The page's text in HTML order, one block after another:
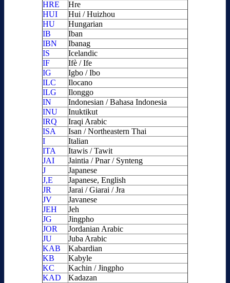
HRE
Hre
HUI
Hui / Huizhou
HU
Hungarian
IB
Iban
IBN
Ibanag
IS
Icelandic
IF
Ifè / Ife
IG
Igbo / Ibo
ILC
Ilocano
ILG
Ilonggo
IN
Indonesian / Bahasa Indonesia
INU
Inuktikut
IRQ
Iraqi Arabic
ISA
Isan / Northeastern Thai
I
Italian
ITA
Itawis / Tawit
JAI
Jaintia / Pnar / Synteng
J
Japanese
J,E
Japanese, English
JR
Jarai / Giarai / Jra
JV
Javanese
JEH
Jeh
JG
Jingpho
JOR
Jordanian Arabic
JU
Juba Arabic
KAB
Kabardian
KB
Kabyle
KC
Kachin / Jingpho
KAD
Kadazan